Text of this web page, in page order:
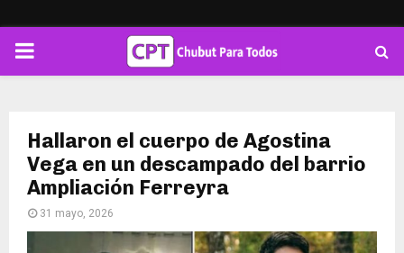
PRIMARY
Hallaron el cuerpo de Agostina
Vega en un descampado del barrio
Ampliación Ferreyra
31 mayo, 2026